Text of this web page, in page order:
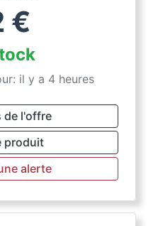
€
il y a 4 heures
de l'offre
produit
alerte